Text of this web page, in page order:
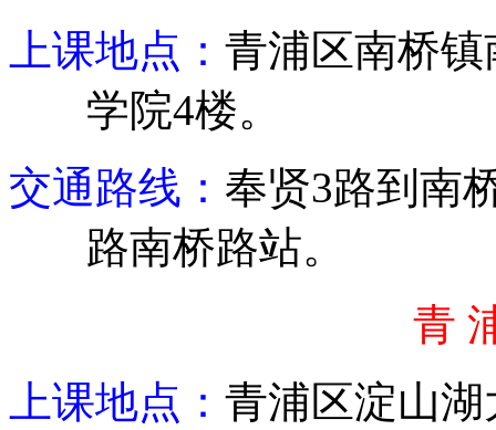
上课地点： 青浦区南桥
学院4楼。
交通路线： 奉贤3路到 南
路南桥路站。
青
上课地点： 青浦区淀山湖